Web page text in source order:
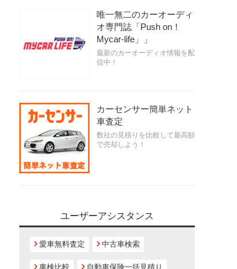
唯一無二のカーオーディ
オ専門誌「Push on！
Mycar-life」」
最新のカーオーディオ情報を配
信中！
カーセンサー簡単ネット
車査定
数社の見積りを比較して最高額
で売却しよう！
ユーザーアシスタンス
愛車無料査定 中古車検索
車検比較 自動車保険一括見積り